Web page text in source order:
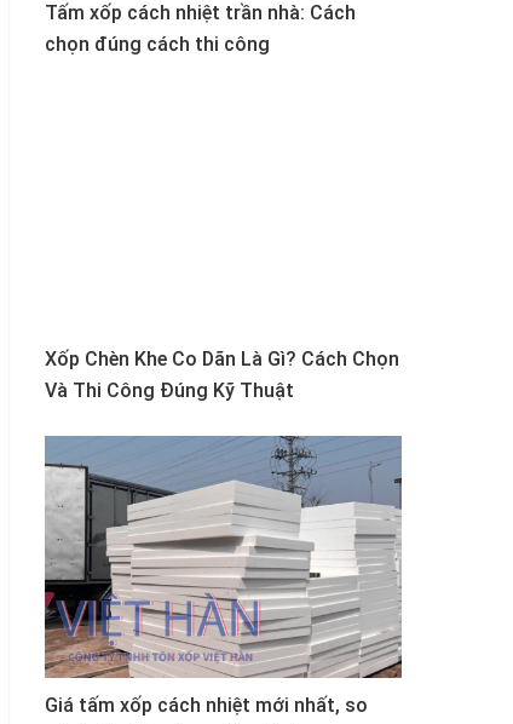
Tấm xốp cách nhiệt trần nhà: Cách
chọn đúng cách thi công
Xốp Chèn Khe Co Dãn Là Gì? Cách Chọn
Và Thi Công Đúng Kỹ Thuật
Giá tấm xốp cách nhiệt mới nhất, so